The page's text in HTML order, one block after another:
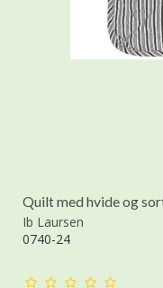
Quilt med hvide og
Ib Laursen
0740-24